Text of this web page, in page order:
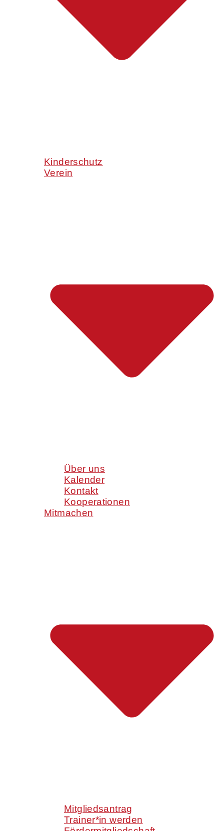
Kinderschutz
Verein
Über uns
Kalender
Kontakt
Kooperationen
Mitmachen
Mitgliedsantrag
Trainer*in werden